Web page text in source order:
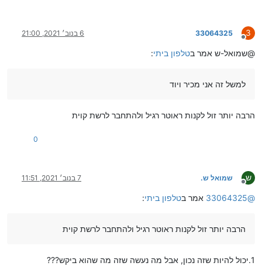
3
מנותק
33064325 6 בנוב׳ 2021, 21:00
@שמואל-ש אמר בטלפון ביתי:
למשל זה אני מכיר ויוד
הרבה יותר זול לקנות ראוטר רגיל ולהתחבר לרשת קוית
0
ש
מנותק
שמואל ש. 7 בנוב׳ 2021, 11:51
@
33064325 אמר בטלפון ביתי:
הרבה יותר זול לקנות ראוטר רגיל ולהתחבר לרשת קוית
1.יכול להיות שזה נכון, אבל מה נעשה שזה מה שהוא ביקש???